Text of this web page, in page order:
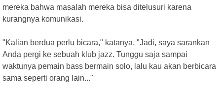
mereka bahwa masalah mereka bisa ditelusuri karena
kurangnya komunikasi.
"Kalian berdua perlu bicara," katanya. "Jadi, saya sarankan
Anda pergi ke sebuah klub jazz. Tunggu saja sampai
waktunya pemain bass bermain solo, lalu kau akan berbicara
sama seperti orang lain..."